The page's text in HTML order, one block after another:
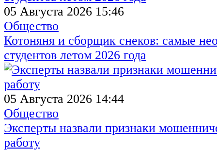
05 Августа 2026 15:46
Общество
Котоняня и сборщик снеков: самые
студентов летом 2026 года
05 Августа 2026 14:44
Общество
Эксперты назвали признаки
работу